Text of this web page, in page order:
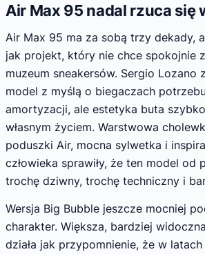
Air Max 95 nadal rzuca się
Air Max 95 ma za sobą trzy dekady,
jak projekt, który nie chce spokojnie
muzeum sneakersów. Sergio Lozano
model z myślą o biegaczach
amortyzacji, ale estetyka buta
własnym życiem. Warstwowa
poduszki Air, mocna sylwetka i
człowieka sprawiły, że ten model od
trochę dziwny, trochę techniczny i
Wersja Big Bubble jeszcze mocniej
charakter. Większa, bardziej
działa jak przypomnienie, że w